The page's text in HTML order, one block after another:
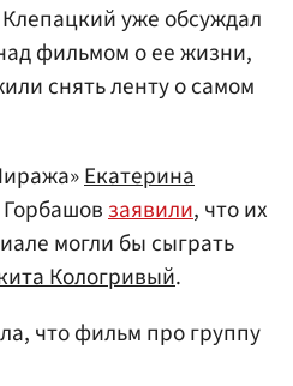
уже обсуждал
фильмом о ее жизни,
снять ленту о самом
Екатерина
заявили, что их
могли бы сыграть
Кологривый.
что фильм про группу